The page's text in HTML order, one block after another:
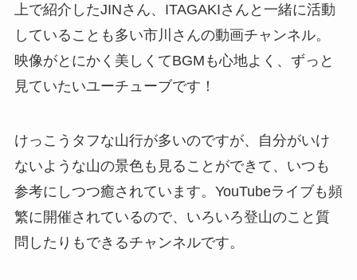
上で紹介したJINさん、ITAGAKIさんと一緒に活動
していることも多い市川さんの動画チャンネル。
映像がとにかく美しくてBGMも心地よく、ずっと
見ていたいユーチューブです！
けっこうタフな山行が多いのですが、自分がいけ
ないような山の景色も見ることができて、いつも
参考にしつつ癒されています。YouTubeライブも頻
繁に開催されているので、いろいろ登山のこと質
問したりもできるチャンネルです。